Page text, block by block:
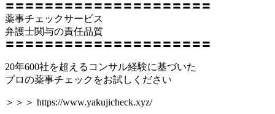
〓〓〓〓〓〓〓〓〓〓〓〓〓〓〓〓〓〓〓〓〓
薬事チェックサービス
弁護士関与の責任品質
〓〓〓〓〓〓〓〓〓〓〓〓〓〓〓〓〓〓〓〓〓
20年600社を超えるコンサル経験に基づいた
プロの薬事チェックをお試しください
＞＞＞ https://www.yakujicheck.xyz/